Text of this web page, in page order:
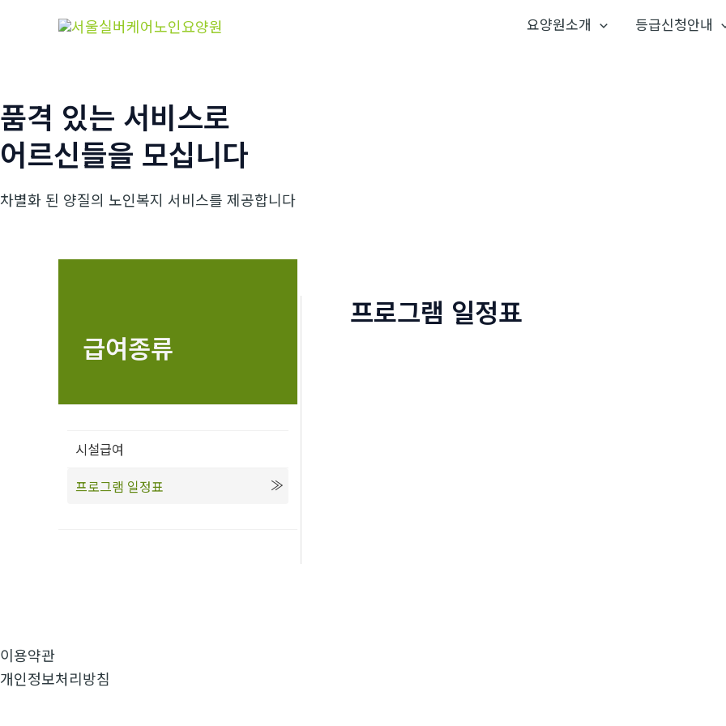
건
너
뛰
요양원소개 등급신청안내
품격 있는 서비스로
어르신들을 모십니다
차별화 된 양질의 노인복지 서비스를 제공합니다
급여종류
시설급여
프로그램 일정표
프로그램 일정표
이용약관
개인정보처리방침